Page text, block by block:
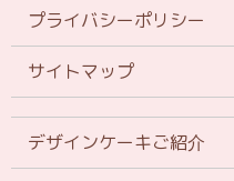
プライバシーポリシー
サイトマップ
デザインケーキご紹介